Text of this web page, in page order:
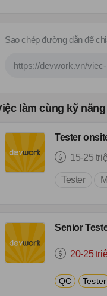
Sao chép đường dẫn để
làm cùng kỹ năng
Tester
15-25
Tester
Senior
20-25
QC Tester